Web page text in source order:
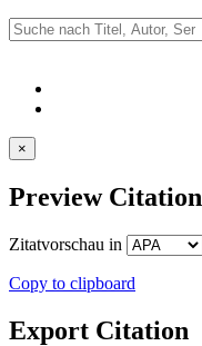
×
Preview Citation
Zitatvorschau in
Copy to clipboard
Export Citation